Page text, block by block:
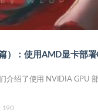
）：使用AMD显卡部
介绍了使用 NVIDIA GPU
190